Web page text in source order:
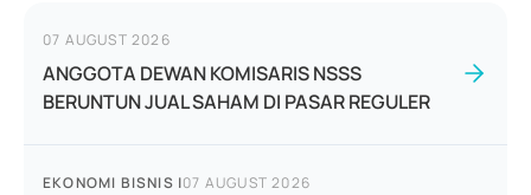
07 AUGUST 2026
ANGGOTA DEWAN KOMISARIS NSSS
BERUNTUN JUAL SAHAM DI PASAR REGULER
EKONOMI BISNIS |07 AUGUST 2026